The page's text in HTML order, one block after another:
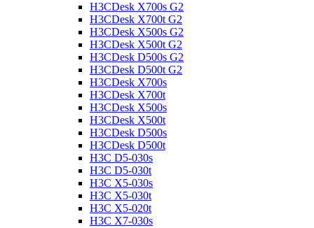
H3CDesk X700s G2
H3CDesk X700t G2
H3CDesk X500s G2
H3CDesk X500t G2
H3CDesk D500s G2
H3CDesk D500t G2
H3CDesk X700s
H3CDesk X700t
H3CDesk X500s
H3CDesk X500t
H3CDesk D500s
H3CDesk D500t
H3C D5-030s
H3C D5-030t
H3C X5-030s
H3C X5-030t
H3C X5-020t
H3C X7-030s